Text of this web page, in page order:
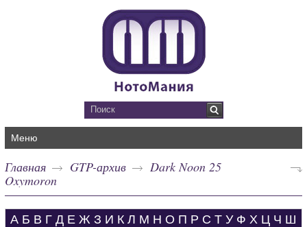
Меню
Главная GTP-архив
Dark Noon 25
Oxymoron
А Б В Г Д Е Ж З И К Л М Н О П Р С Т У Ф Х Ц Ч Ш